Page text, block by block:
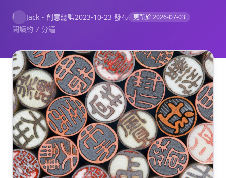
J Jack ・ 創意總監2023-10-23 發布 更新於2026-07-03
閱讀約 7 分鐘